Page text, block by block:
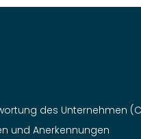
des Unternehmen
und Anerkennungen